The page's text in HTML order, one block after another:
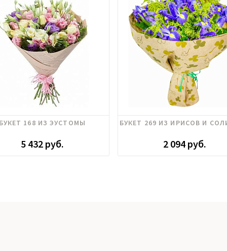
Эустома
168 ИЗ ЭУСТОМЫ
5 432 руб.
БУКЕТ 269 ИЗ ИРИСОВ И
2 094 руб.